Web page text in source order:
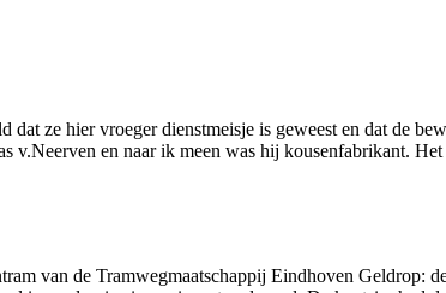
ze hier vroeger dienstmeisje is geweest en dat de
v.Neerven en naar ik meen was hij kousenfabrikant.
van de Tramwegmaatschappij Eindhoven